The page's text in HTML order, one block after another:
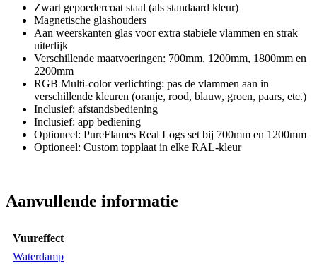
Zwart gepoedercoat staal (als standaard kleur)
Magnetische glashouders
Aan weerskanten glas voor extra stabiele vlammen en strak
uiterlijk
Verschillende maatvoeringen: 700mm, 1200mm, 1800mm en
2200mm
RGB Multi-color verlichting: pas de vlammen aan in
verschillende kleuren (oranje, rood, blauw, groen, paars, etc.)
Inclusief: afstandsbediening
Inclusief: app bediening
Optioneel: PureFlames Real Logs set bij 700mm en 1200mm
Optioneel: Custom topplaat in elke RAL-kleur
Aanvullende informatie
Vuureffect
Waterdamp